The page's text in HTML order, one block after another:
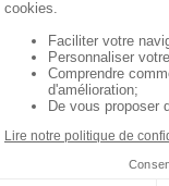
malus ne se
votre malus
conducteurs
signifie que si
votre
de malus.